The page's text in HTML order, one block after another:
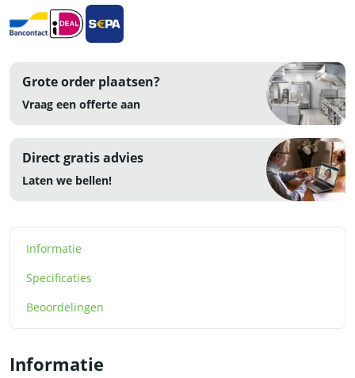
Grote order plaatsen?
Vraag een offerte aan
Direct gratis advies
Laten we bellen!
Informatie
Specificaties
Beoordelingen
Informatie